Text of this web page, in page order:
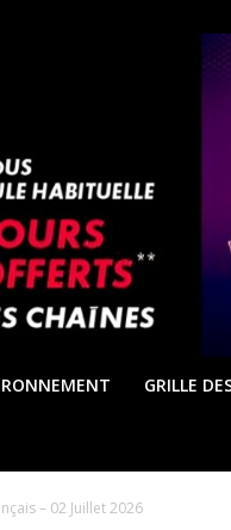
GRILLE
– 02 Juillet 2026